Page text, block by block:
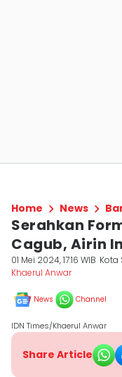
Home News
Serahkan
Cagub, Airin
01 Mei 2024, 17:16 WIB Kota
Khaerul Anwar
News Channel
IDN Times/Khaerul Anwar
Share Article